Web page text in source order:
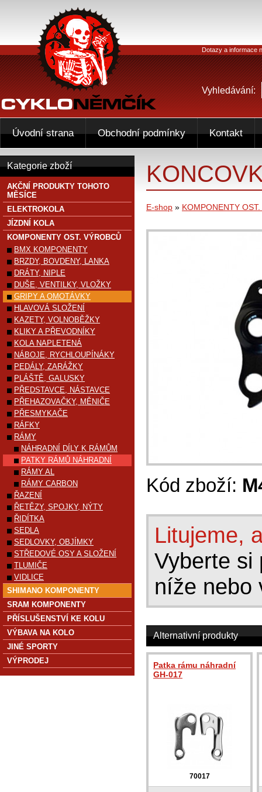
E-shop » KOMPONENTY
Kód zboží:
Litujeme,
Vyberte si
níže nebo
Alternativní produkty
Patka rámu náhradní
GH-017
70017
Kategorie zboží
AKČNÍ PRODUKTY TOHOTO
MĚSÍCE
ELEKTROKOLA
JÍZDNÍ KOLA
KOMPONENTY OST. VÝROBCŮ
BMX KOMPONENTY
BRZDY, BOVDENY, LANKA
DRÁTY, NIPLE
DUŠE, VENTILKY, VLOŽKY
GRIPY A OMOTÁVKY
HLAVOVÁ SLOŽENÍ
KAZETY, VOLNOBĚŽKY
KLIKY A PŘEVODNÍKY
KOLA NAPLETENÁ
NÁBOJE, RYCHLOUPÍNÁKY
PEDÁLY, ZARÁŽKY
PLÁŠTĚ, GALUSKY
PŘEDSTAVCE, NÁSTAVCE
PŘEHAZOVAČKY, MĚNIČE
PŘESMYKAČE
RÁFKY
RÁMY
NÁHRADNÍ DÍLY K RÁMŮM
PATKY RÁMŮ NÁHRADNÍ
RÁMY AL
RÁMY CARBON
ŘAZENÍ
ŘETĚZY, SPOJKY, NÝTY
ŘIDÍTKA
SEDLA
SEDLOVKY, OBJÍMKY
STŘEDOVÉ OSY A SLOŽENÍ
TLUMIČE
VIDLICE
SHIMANO KOMPONENTY
SRAM KOMPONENTY
PŘÍSLUŠENSTVÍ KE KOLU
VÝBAVA NA KOLO
JINÉ SPORTY
VÝPRODEJ
Dotazy a informace
Vyhledávání:
Úvodní strana Obchodní podmínky Kontakt